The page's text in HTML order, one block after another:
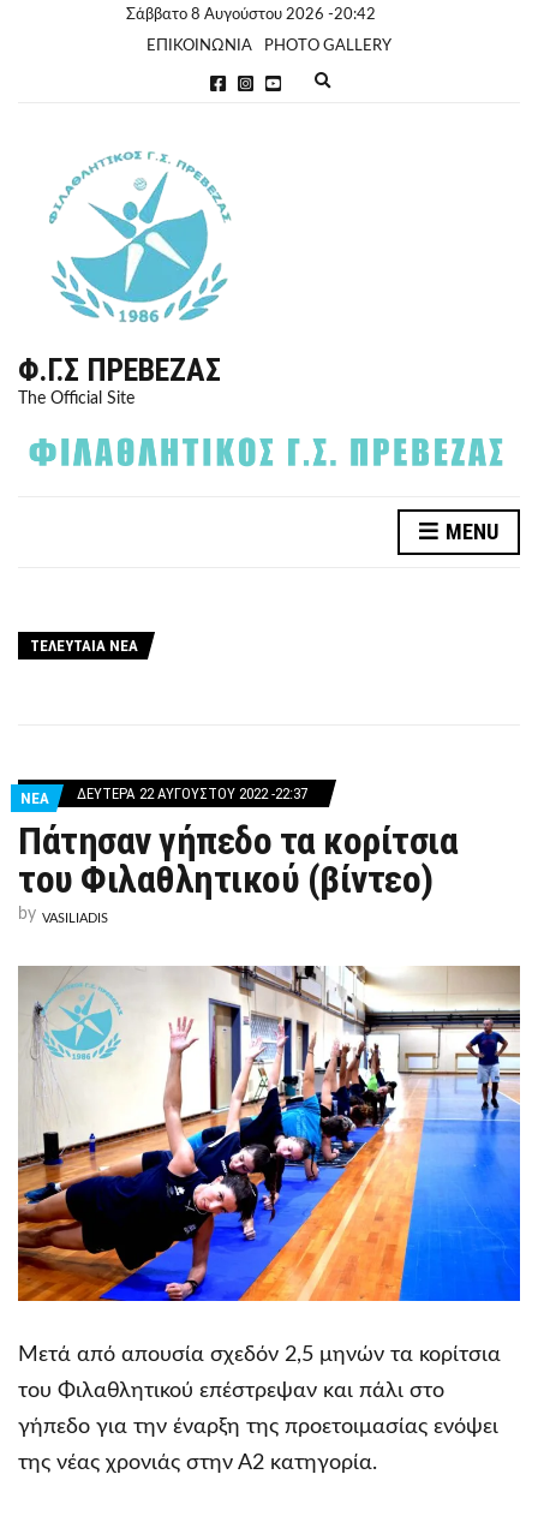
Σάββατο 8 Αυγούστου 2026 -20:42
ΕΠΙΚΟΙΝΩΝΙΑ
PHOTO GALLERY
Φ.Γ.Σ ΠΡΈΒΕΖΑΣ
The Official Site
MENU
ΤΕΛΕΥΤΑΙΑ ΝΕΑ
ΝΕΑ ΔΕΥΤΈΡΑ 22 ΑΥΓΟΎΣΤΟΥ 2022 -22:37
Πάτησαν γήπεδο τα κορίτσια
του Φιλαθλητικού (βίντεο)
by VASILIADIS
Μετά από απουσία σχεδόν 2,5 μηνών τα κορίτσια
του Φιλαθλητικού επέστρεψαν και πάλι στο
γήπεδο για την έναρξη της προετοιμασίας ενόψει
της νέας χρονιάς στην Α2 κατηγορία.